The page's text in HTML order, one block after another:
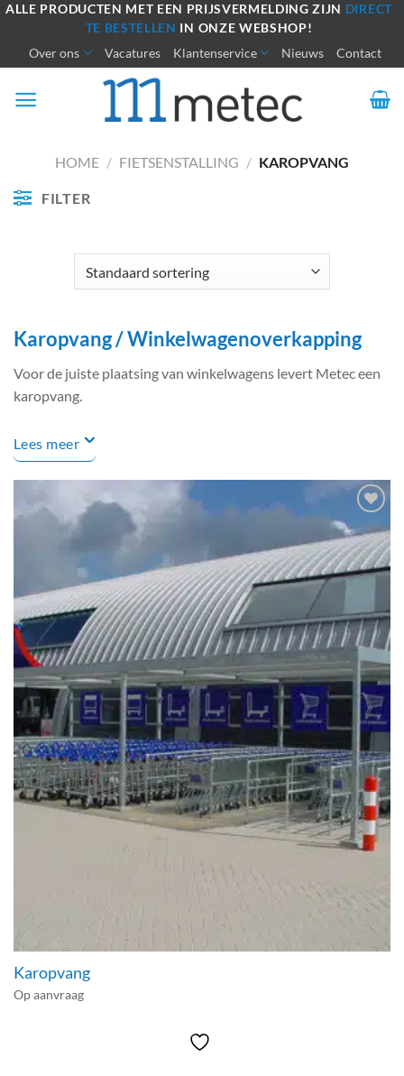
Ga
inhoud
ALLE PRODUCTEN MET EEN PRIJSVERMELDING ZIJN DIRECT
TE BESTELLEN IN ONZE WEBSHOP!
Over ons Vacatures Klantenservice Nieuws Contact
HOME / FIETSENSTALLING / KAROPVANG
FILTER
Karopvang / Winkelwagenoverkapping
Voor de juiste plaatsing van winkelwagens levert Metec een
karopvang.
Lees meer
Karopvang
Op aanvraag